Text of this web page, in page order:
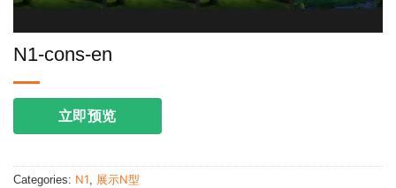
N1-cons-en
立即预览
Categories: N1, 展示N型